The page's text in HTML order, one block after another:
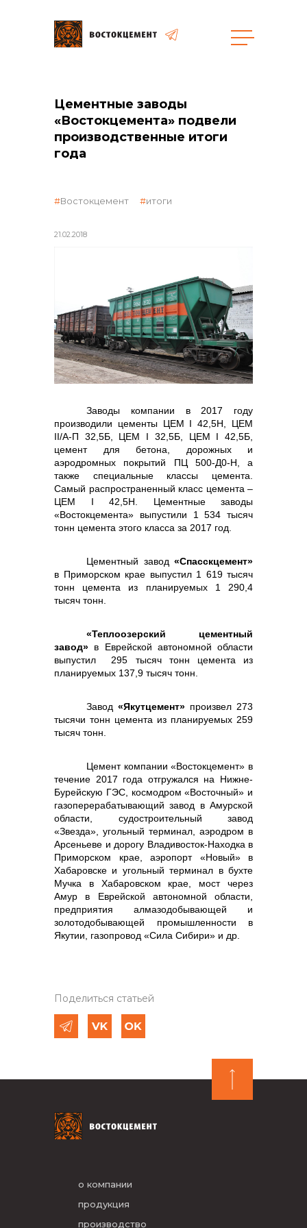
общая информация
объявленные закупки
контакты отдела закупок
Контакты
+7 (423) 234 50 50
info@vostokcement.ru
Цементные заводы
«Востокцемента» подвели
производственные итоги
года
21.02.2018
Востокцемент итоги
Заводы компании в 2017 году
производили цементы ЦЕМ I 42,5Н, ЦЕМ
II/A-П 32,5Б, ЦЕМ I 32,5Б, ЦЕМ I 42,5Б,
цемент для бетона, дорожных и
аэродромных покрытий ПЦ 500-Д0-Н, а
также специальные классы цемента.
Самый распространенный класс цемента –
ЦЕМ I 42,5Н. Цементные заводы
«Востокцемента» выпустили 1 534 тысяч
тонн цемента этого класса за 2017 год.
Цементный завод «Спасскцемент»
в Приморском крае выпустил 1 619 тысяч
тонн цемента из планируемых 1 290,4
тысяч тонн.
«Теплоозерский цементный
завод» в Еврейской автономной области
выпустил 295 тысяч тонн цемента из
планируемых 137,9 тысяч тонн.
Завод «Якутцемент» произвел 273
тысячи тонн цемента из планируемых 259
тысяч тонн.
Цемент компании «Востокцемент» в
течение 2017 года отгружался на Нижне-
Бурейскую ГЭС, космодром «Восточный» и
газоперерабатывающий завод в Амурской
области, судостроительный завод
«Звезда», угольный терминал, аэродром в
Арсеньеве и дорогу Владивосток-Находка в
Приморском крае, аэропорт «Новый» в
Хабаровске и угольный терминал в бухте
Мучка в Хабаровском крае, мост через
Амур в Еврейской автономной области,
предприятия алмазодобывающей и
золотодобывающей промышленности в
Якутии, газопровод «Сила Сибири» и др.
Поделиться статьей
о компании
продукция
производство